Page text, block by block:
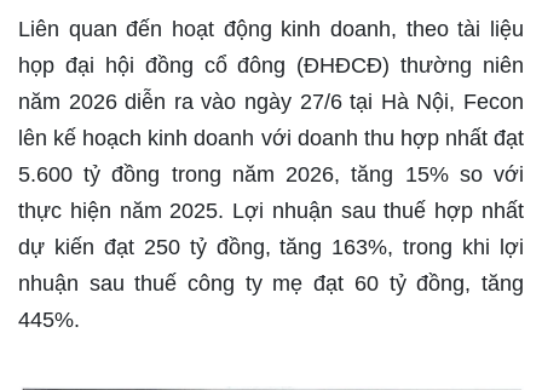
Liên quan đến hoạt động kinh doanh, theo tài liệu
họp đại hội đồng cổ đông (ĐHĐCĐ) thường niên
năm 2026 diễn ra vào ngày 27/6 tại Hà Nội, Fecon
lên kế hoạch kinh doanh với doanh thu hợp nhất đạt
5.600 tỷ đồng trong năm 2026, tăng 15% so với
thực hiện năm 2025. Lợi nhuận sau thuế hợp nhất
dự kiến đạt 250 tỷ đồng, tăng 163%, trong khi lợi
nhuận sau thuế công ty mẹ đạt 60 tỷ đồng, tăng
445%.